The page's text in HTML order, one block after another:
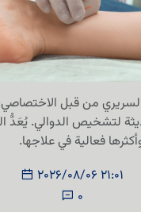
من قبل
لتشخيص الدوالي. يُعَدُّ
فعالية في علاجها.
2026/08/06 21:01
0